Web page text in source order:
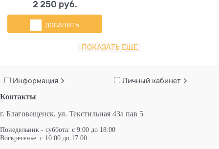
2 250 руб.
ДОБАВИТЬ
ПОКАЗАТЬ ЕЩЕ
Информация Личный кабинет
Контакты
г. Благовещенск, ул. Текстильная 43а пав 5
Понедельник - суббота: с 9:00 до 18:00
Воскресенье: с 10:00 до 17:00